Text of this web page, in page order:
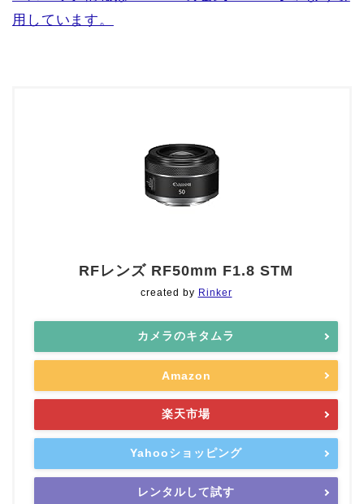
用しています。
RFレンズ RF50mm F1.8 STM
created by Rinker
カメラのキタムラ
Amazon
楽天市場
Yahooショッピング
レンタルして試す